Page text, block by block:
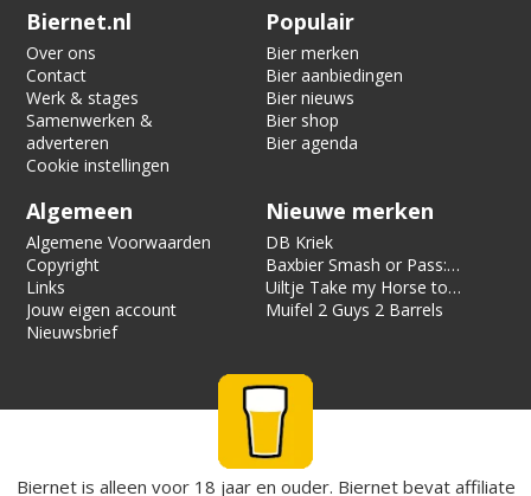
Verification code:
Biernet.nl
Over ons
Contact
Werk & stages
Samenwerken &
adverteren
Cookie instellingen
Populair
Bier merken
Bier aanbiedingen
Bier nieuws
Bier shop
Bier agenda
Algemeen
Algemene Voorwaarden
Copyright
Links
Jouw eigen account
Nieuwsbrief
Nieuwe merken
DB Kriek
Baxbier Smash or Pass:
Strata
Uiltje Take my Horse to
the Hotel Room
Muifel 2 Guys 2 Barrels
Biernet is alleen voor 18 jaar en ouder. Biernet bevat affiliate